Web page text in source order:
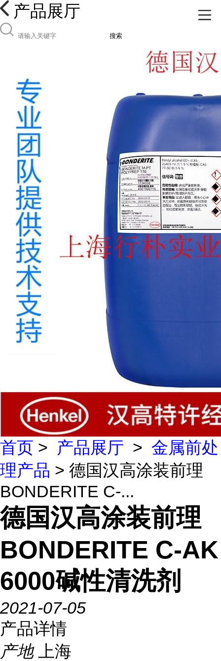
产品展厅
搜索
首页 > 产品展厅 > 金属前处
理产品 > 德国汉高涂装前理
BONDERITE C-...
德国汉高涂装前理
BONDERITE C-AK
6000碱性清洗剂
2021-07-05
产品详情
产地
上海